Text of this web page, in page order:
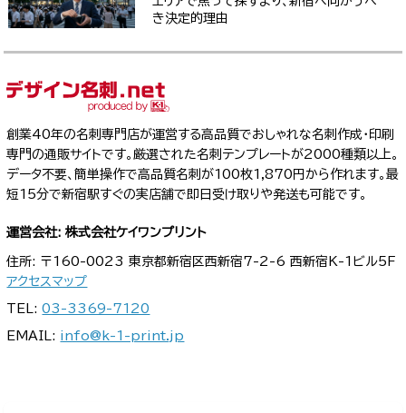
き決定的理由
創業40年の名刺専門店が運営する高品質でおしゃれな名刺作成・印刷
専門の通販サイトです。厳選された名刺テンプレートが2000種類以上。
データ不要、簡単操作で高品質名刺が100枚1,870円から作れます。最
短15分で新宿駅すぐの実店舗で即日受け取りや発送も可能です。
運営会社: 株式会社ケイワンプリント
住所: 〒160-0023 東京都新宿区西新宿7-2-6 西新宿K-1ビル5F
アクセスマップ
TEL:03-3369-7120
EMAIL: info@k-1-print.jp